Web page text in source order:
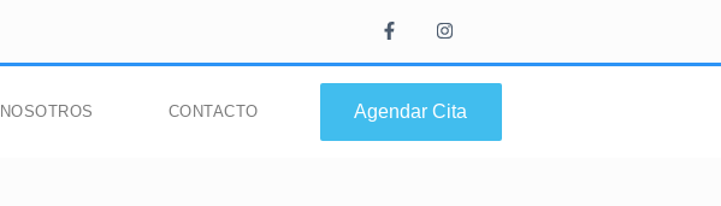
NOSOTROS CONTACTO Agendar Cita